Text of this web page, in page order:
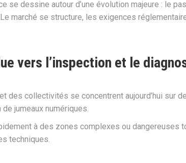
se dessine autour d’une évolution majeure : le
marché se structure, les exigences
vers l’inspection et le
des collectivités se concentrent aujourd’hui sur
jumeaux numériques.
à des zones complexes ou
techniques.